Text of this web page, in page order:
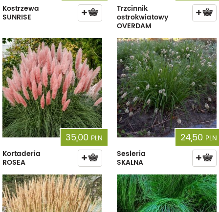
Kostrzewa
SUNRISE
Trzcinnik
ostrokwiatowy
OVERDAM
35,00 PLN
Kortaderia
ROSEA
24,50 PLN
Sesleria
SKALNA